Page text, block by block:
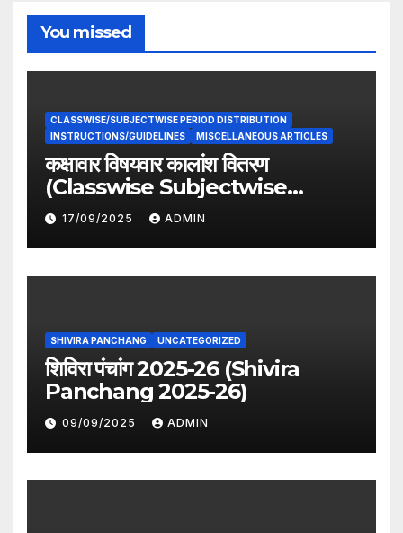
You missed
CLASSWISE/SUBJECTWISE PERIOD DISTRIBUTION
INSTRUCTIONS/GUIDELINES
MISCELLANEOUS ARTICLES
कक्षावार विषयवार कालांश वितरण
(Classwise Subjectwise
period distribution)
17/09/2025 ADMIN
SHIVIRA PANCHANG UNCATEGORIZED
शिविरा पंचांग 2025-26 (Shivira
Panchang 2025-26)
09/09/2025 ADMIN